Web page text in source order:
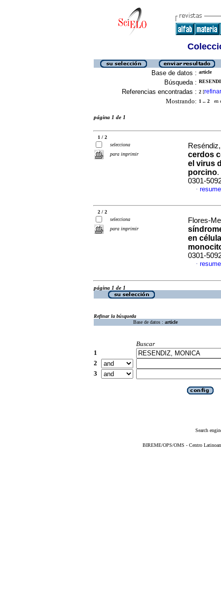
Base de datos : article
Búsqueda :
Referencias encontradas : 2 [refinar
Mostrando: 1 .. 2 en
página 1 de 1
1 / 2
selecciona
para imprimir
cerdos
el virus
porcino.
0301-
·
2 / 2
selecciona
para imprimir
Flores-
en
0301-
·
página 1 de 1
Refinar la búsqueda
Base de datos : article
Buscar
1
2
3
Search
BIREME/OPS/OMS - Centro